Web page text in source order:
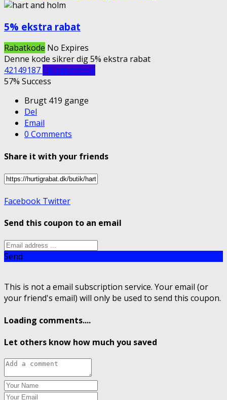
5% ekstra rabat
Rabatkode No Expires
Denne kode sikrer dig 5% ekstra rabat
42149187Vis rabatkode
57% Success
Brugt 419 gange
Del
Email
0 Comments
Share it with your friends
Facebook Twitter
Send this coupon to an email
Send
This is not a email subscription service. Your email (or
your friend's email) will only be used to send this coupon.
Loading comments....
Let others know how much you saved